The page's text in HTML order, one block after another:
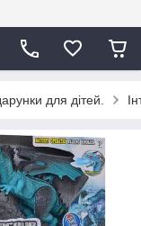
для дітей.